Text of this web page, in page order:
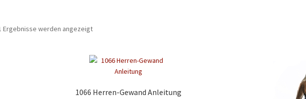
Ergebnisse werden angezeigt
1066 Herren-Gewand Anleitung